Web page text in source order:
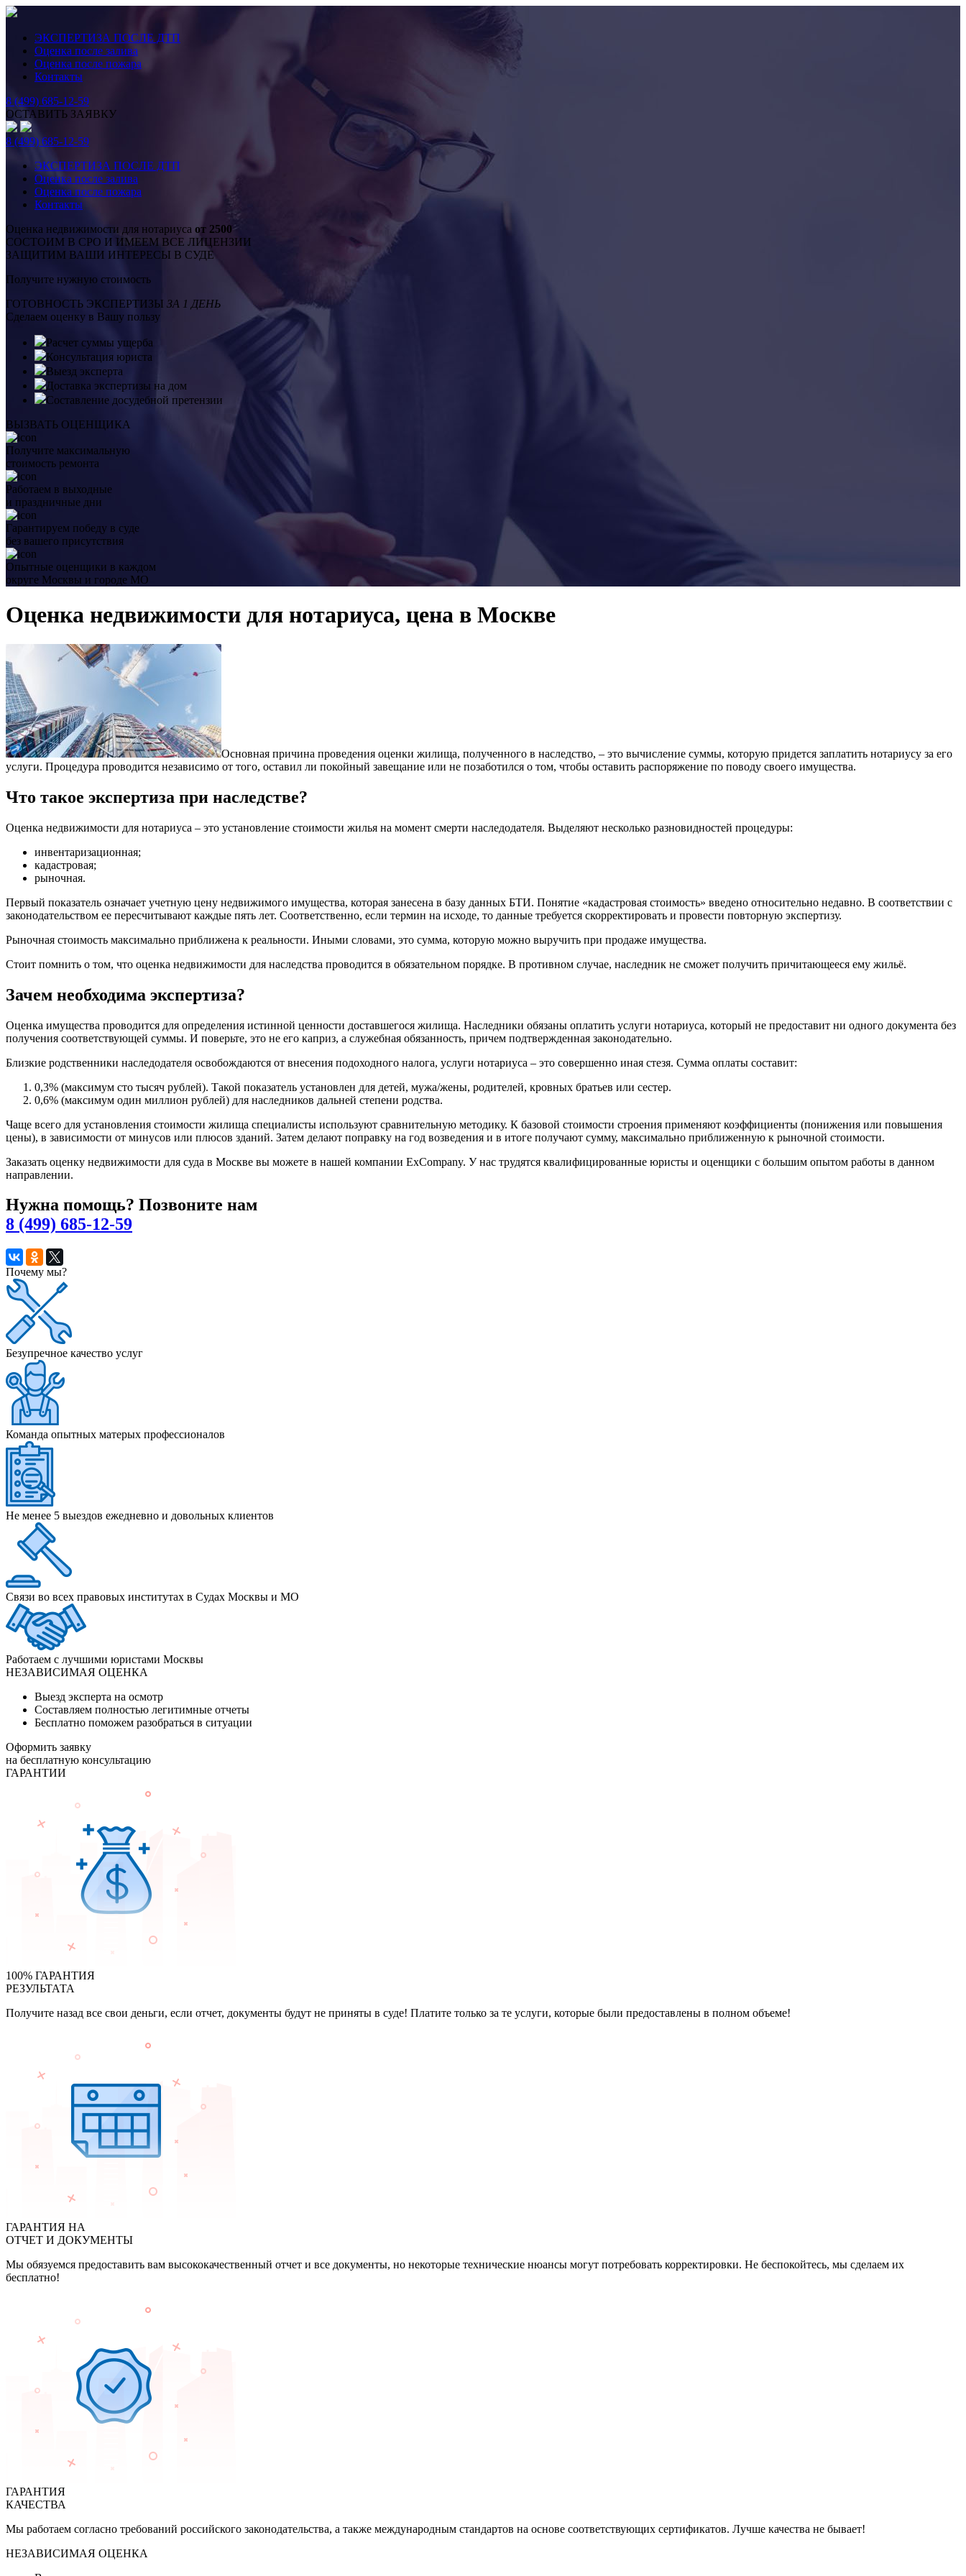
ЭКСПЕРТИЗА ПОСЛЕ ДТП
Оценка после залива
Оценка после пожара
Контакты
8 (499) 685-12-59
ОСТАВИТЬ ЗАЯВКУ
8 (499) 685-12-59
ЭКСПЕРТИЗА ПОСЛЕ ДТП
Оценка после залива
Оценка после пожара
Контакты
Оценка недвижимости для нотариуса от 2500
СОСТОИМ В СРО И ИМЕЕМ ВСЕ ЛИЦЕНЗИИ
ЗАЩИТИМ ВАШИ ИНТЕРЕСЫ В СУДЕ
Получите нужную стоимость
ГОТОВНОСТЬ ЭКСПЕРТИЗЫ ЗА 1 ДЕНЬ
Сделаем оценку в Вашу пользу
Расчет суммы ущерба
Консультация юриста
Выезд эксперта
Доставка экспертизы на дом
Составление досудебной претензии
ВЫЗВАТЬ ОЦЕНЩИКА
Получите максимальную
стоимость ремонта
Работаем в выходные
и праздничные дни
Гарантируем победу в суде
без вашего присутствия
Опытные оценщики в каждом
округе Москвы и городе МО
Оценка недвижимости для нотариуса, цена в Москве
Основная причина проведения оценки жилища, полученного в наследство, – это вычисление суммы, которую придется заплатить нотариусу за его
услуги. Процедура проводится независимо от того, оставил ли покойный завещание или не позаботился о том, чтобы оставить распоряжение по поводу своего имущества.
Что такое экспертиза при наследстве?
Оценка недвижимости для нотариуса – это установление стоимости жилья на момент смерти наследодателя. Выделяют несколько разновидностей процедуры:
инвентаризационная;
кадастровая;
рыночная.
Первый показатель означает учетную цену недвижимого имущества, которая занесена в базу данных БТИ. Понятие «кадастровая стоимость» введено относительно недавно. В соответствии с
законодательством ее пересчитывают каждые пять лет. Соответственно, если термин на исходе, то данные требуется скорректировать и провести повторную экспертизу.
Рыночная стоимость максимально приближена к реальности. Иными словами, это сумма, которую можно выручить при продаже имущества.
Стоит помнить о том, что оценка недвижимости для наследства проводится в обязательном порядке. В противном случае, наследник не сможет получить причитающееся ему жильё.
Зачем необходима экспертиза?
Оценка имущества проводится для определения истинной ценности доставшегося жилища. Наследники обязаны оплатить услуги нотариуса, который не предоставит ни одного документа без
получения соответствующей суммы. И поверьте, это не его каприз, а служебная обязанность, причем подтвержденная законодательно.
Близкие родственники наследодателя освобождаются от внесения подоходного налога, услуги нотариуса – это совершенно иная стезя. Сумма оплаты составит:
0,3% (максимум сто тысяч рублей). Такой показатель установлен для детей, мужа/жены, родителей, кровных братьев или сестер.
0,6% (максимум один миллион рублей) для наследников дальней степени родства.
Чаще всего для установления стоимости жилища специалисты используют сравнительную методику. К базовой стоимости строения применяют коэффициенты (понижения или повышения
цены), в зависимости от минусов или плюсов зданий. Затем делают поправку на год возведения и в итоге получают сумму, максимально приближенную к рыночной стоимости.
Заказать оценку недвижимости для суда в Москве вы можете в нашей компании ExCompany. У нас трудятся квалифицированные юристы и оценщики с большим опытом работы в данном
направлении.
Нужна помощь? Позвоните нам
8 (499) 685-12-59
Почему мы?
Безупречное качество услуг
Команда опытных матерых профессионалов
Не менее 5 выездов ежедневно и довольных клиентов
Связи во всех правовых институтах в Судах Москвы и МО
Работаем с лучшими юристами Москвы
НЕЗАВИСИМАЯ ОЦЕНКА
Выезд эксперта на осмотр
Составляем полностью легитимные отчеты
Бесплатно поможем разобраться в ситуации
Оформить заявку
на бесплатную консультацию
ГАРАНТИИ
100% ГАРАНТИЯ
РЕЗУЛЬТАТА
Получите назад все свои деньги, если отчет, документы будут не приняты в суде! Платите только за те услуги, которые были предоставлены в полном объеме!
ГАРАНТИЯ НА
ОТЧЕТ И ДОКУМЕНТЫ
Мы обязуемся предоставить вам высококачественный отчет и все документы, но некоторые технические нюансы могут потребовать корректировки. Не беспокойтесь, мы сделаем их
бесплатно!
ГАРАНТИЯ
КАЧЕСТВА
Мы работаем согласно требований российского законодательства, а также международным стандартов на основе соответствующих сертификатов. Лучше качества не бывает!
НЕЗАВИСИМАЯ ОЦЕНКА